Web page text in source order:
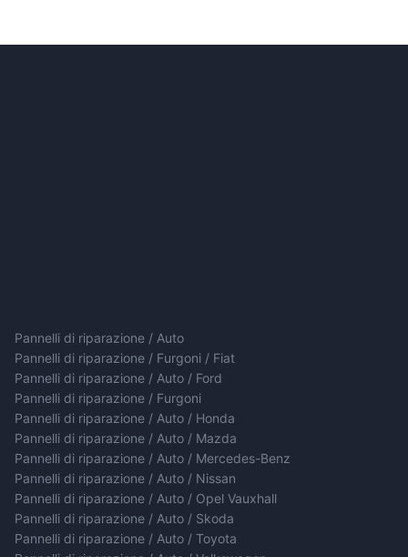
Pannelli di riparazione / Auto
Pannelli di riparazione / Furgoni / Fiat
Pannelli di riparazione / Auto / Ford
Pannelli di riparazione / Furgoni
Pannelli di riparazione / Auto / Honda
Pannelli di riparazione / Auto / Mazda
Pannelli di riparazione / Auto / Mercedes-Benz
Pannelli di riparazione / Auto / Nissan
Pannelli di riparazione / Auto / Opel Vauxhall
Pannelli di riparazione / Auto / Skoda
Pannelli di riparazione / Auto / Toyota